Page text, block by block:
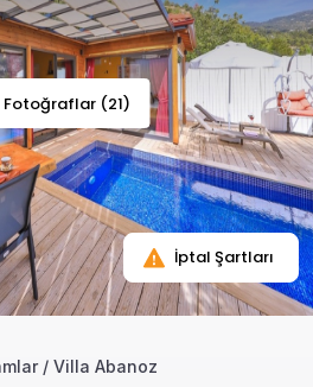
Fotoğraflar (21)
İptal Şartları
/ Villa Abanoz